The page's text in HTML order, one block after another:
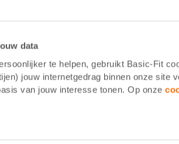
data
te helpen, gebruikt Basic-Fit
jouw internetgedrag binnen onze site
van jouw interesse tonen. Op onze